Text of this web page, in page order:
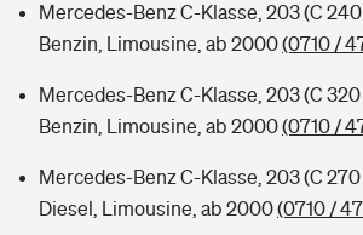
Mercedes-Benz C-Klasse, 203 (C 240
Benzin, Limousine, ab 2000(0710 /
Mercedes-Benz C-Klasse, 203 (C 320
Benzin, Limousine, ab 2000(0710 /
Mercedes-Benz C-Klasse, 203 (C 270
Diesel, Limousine, ab 2000(0710 /